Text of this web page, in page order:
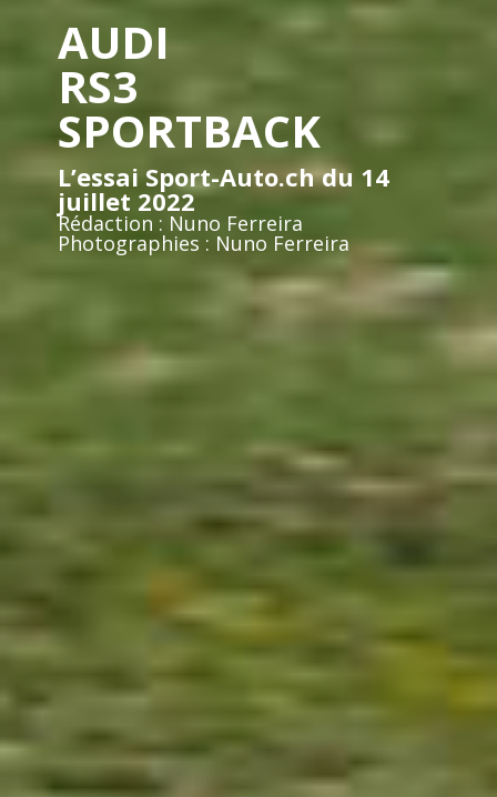
AUDI
RS3
SPORTBACK
L’essai Sport-Auto.ch du 14
juillet 2022
Rédaction : Nuno Ferreira
Photographies : Nuno Ferreira